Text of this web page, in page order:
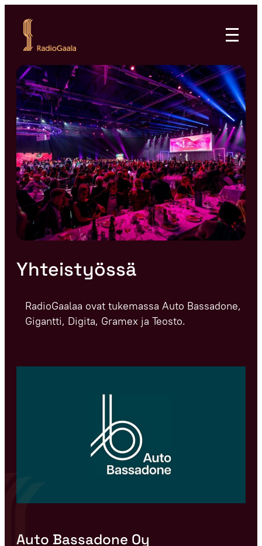
sisältöön
RadioGaala
Yhteistyössä
RadioGaalaa ovat tukemassa Auto Bassadone,
Gigantti, Digita, Gramex ja Teosto.
Auto Bassadone Oy